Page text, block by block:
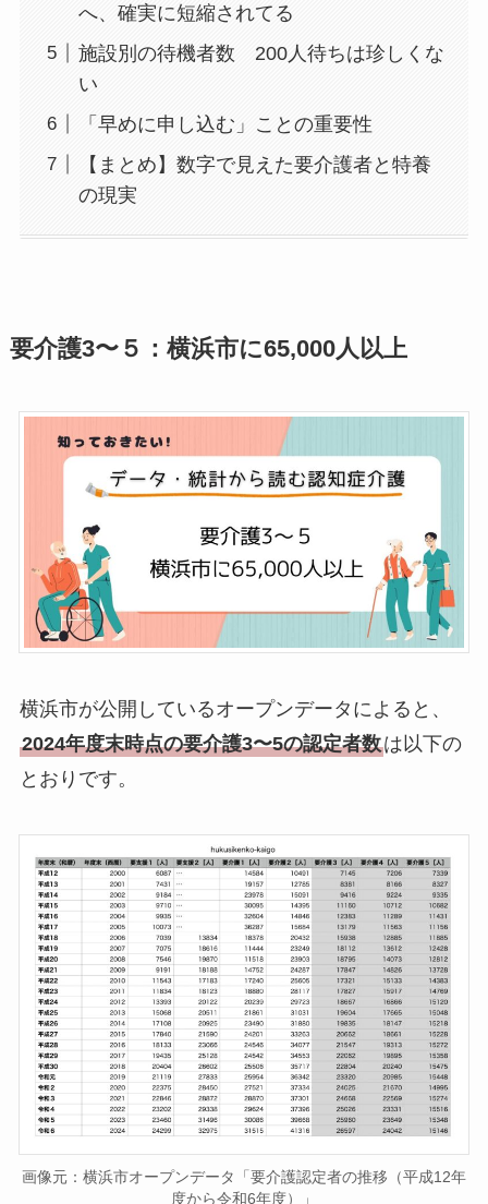
へ、確実に短縮されてる
施設別の待機者数 200人待ちは珍しくな
い
「早めに申し込む」ことの重要性
【まとめ】数字で見えた要介護者と特養
の現実
要介護3〜５：横浜市に65,000人以上
横浜市が公開しているオープンデータによると、
2024年度末時点の要介護3〜5の認定者数は以下の
とおりです。
画像元：横浜市オープンデータ「要介護認定者の推移（平成12年
度から令和6年度）」